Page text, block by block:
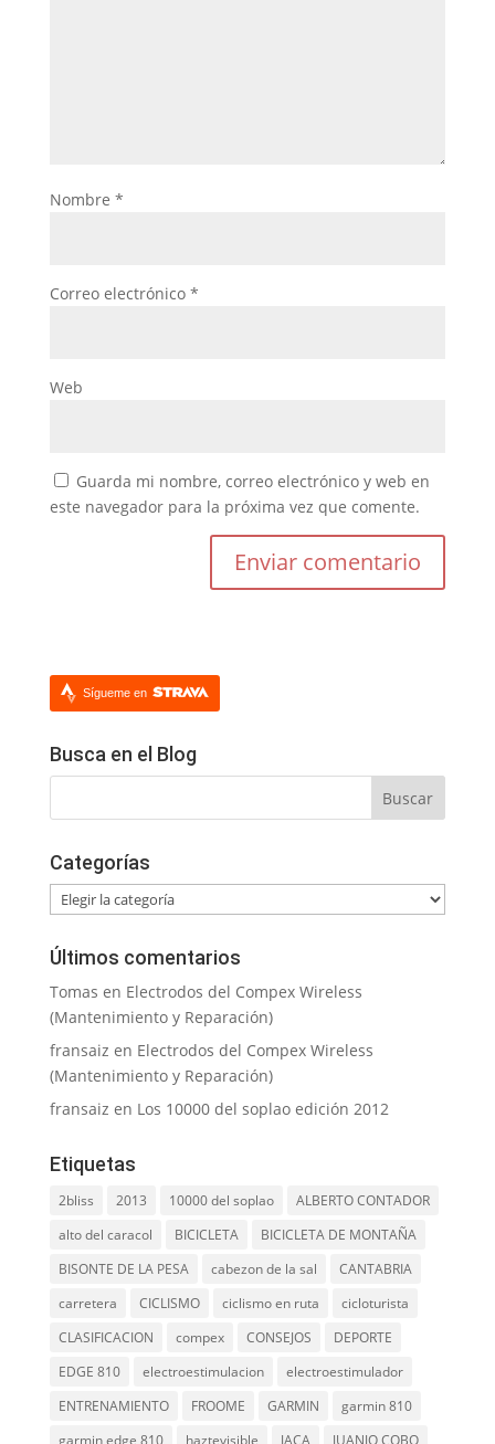
Nombre *
Correo electrónico *
Web
Guarda mi nombre, correo electrónico y web en
este navegador para la próxima vez que comente.
Sígueme en
Busca en el Blog
Categorías
Categorías
Últimos comentarios
Tomas en Electrodos del Compex Wireless
(Mantenimiento y Reparación)
fransaiz en Electrodos del Compex Wireless
(Mantenimiento y Reparación)
fransaiz en Los 10000 del soplao edición 2012
Etiquetas
2bliss 2013 10000 del soplao
ALBERTO CONTADOR
alto del caracol
BICICLETA
BICICLETA DE MONTAÑA
BISONTE DE LA PESA
cabezon de la sal
CANTABRIA
carretera
CICLISMO ciclismo en ruta
cicloturista
CLASIFICACION
compex CONSEJOS
DEPORTE
EDGE 810
electroestimulacion
electroestimulador
ENTRENAMIENTO
FROOME GARMIN
garmin 810
garmin edge 810
haztevisible JACA JUANJO COBO